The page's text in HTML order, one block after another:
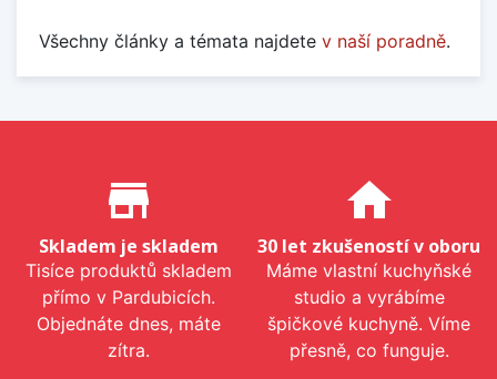
Všechny články a témata najdete v naší poradně.
Proč nakupovat u nás?
store_mall_directory
Skladem je skladem
Tisíce produktů skladem
přímo v Pardubicích.
Objednáte dnes, máte
zítra.
home
30 let zkušeností v oboru
Máme vlastní kuchyňské
studio a vyrábíme
špičkové kuchyně. Víme
přesně, co funguje.